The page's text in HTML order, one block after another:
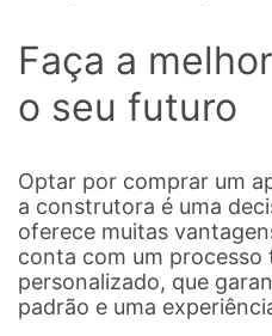
Faça a
o seu futuro
Optar por comprar um
a construtora é uma
oferece muitas
conta com um processo
personalizado, que
padrão e uma